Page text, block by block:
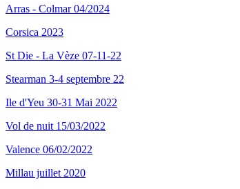
Arras - Colmar 04/2024
Corsica 2023
St Die - La Vèze 07-11-22
Stearman 3-4 septembre 22
Ile d'Yeu 30-31 Mai 2022
Vol de nuit 15/03/2022
Valence 06/02/2022
Millau juillet 2020